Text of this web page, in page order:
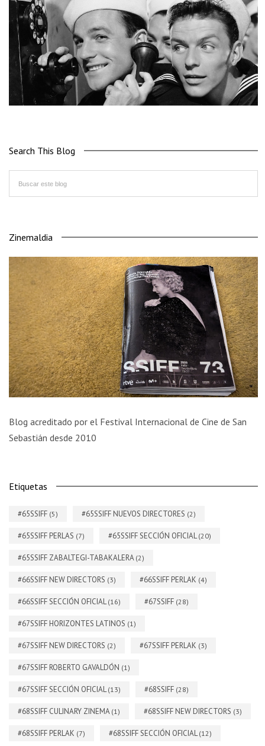
Search This Blog
Zinemaldia
Blog acreditado por el Festival Internacional de Cine de San
Sebastián desde 2010
Etiquetas
#65SSIFF (5) #65SSIFF NUEVOS DIRECTORES (2)
#65SSIFF PERLAS (7) #65SSIFF SECCIÓN OFICIAL(20)
#65SSIFF ZABALTEGI-TABAKALERA (2)
#66SSIFF NEW DIRECTORS (3) #66SSIFF PERLAK (4)
#66SSIFF SECCIÓN OFICIAL(16) #67SSIFF (28)
#67SSIFF HORIZONTES LATINOS (1)
#67SSIFF NEW DIRECTORS (2) #67SSIFF PERLAK (3)
#67SSIFF ROBERTO GAVALDÓN (1)
#67SSIFF SECCIÓN OFICIAL(13) #68SSIFF (28)
#68SSIFF CULINARY ZINEMA (1) #68SSIFF NEW DIRECTORS (3)
#68SSIFF PERLAK (7) #68SSIFF SECCIÓN OFICIAL(12)